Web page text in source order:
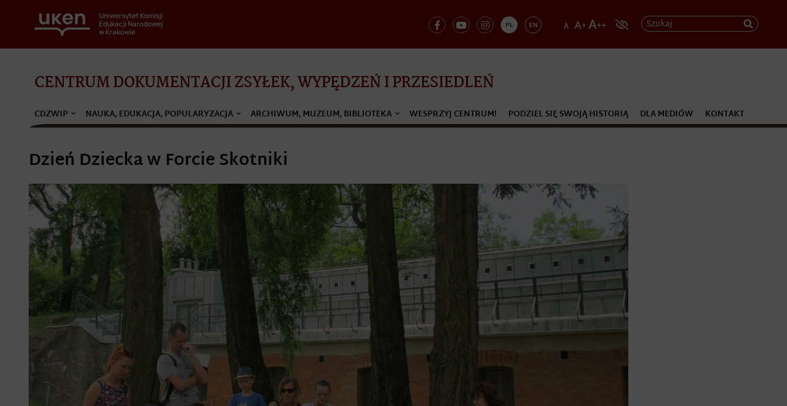
Uniwersytet Komisji
Edukacji Narodowej
w Krakowie
PL EN Szukaj
CENTRUM DOKUMENTACJI ZSYŁEK, WYPĘDZEŃ I PRZESIEDLEŃ
CDZWIP NAUKA, EDUKACJA, POPULARYZACJA ARCHIWUM, MUZEUM, BIBLIOTEKA WESPRZYJ CENTRUM! PODZIEL SIĘ SWOJĄ HISTORIĄ DLA MEDIÓW KONTAKT
Dzień Dziecka w Forcie Skotniki